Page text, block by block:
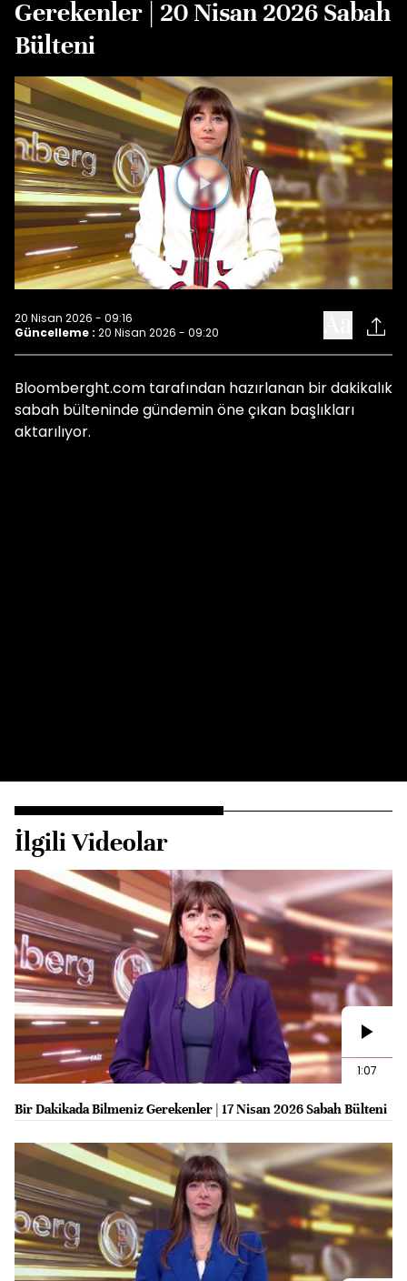
Gerekenler | 20 Nisan 2026 Sabah
Bülteni
Videoyu
Oynat
20 Nisan 2026 - 09:16
Güncelleme : 20 Nisan 2026 - 09:20
Bloomberght.com tarafından hazırlanan bir dakikalık
sabah bülteninde gündemin öne çıkan başlıkları
aktarılıyor.
İlgili Videolar
1:07
Bir Dakikada Bilmeniz Gerekenler | 17 Nisan 2026 Sabah Bülteni